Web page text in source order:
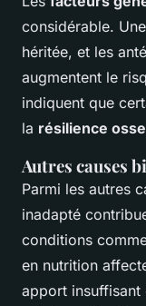
considérable.
héritée, et les
augmentent le
indiquent que
la résilience
Autres causes
Parmi les autres
inadapté
conditions
en nutrition
apport insuffisant